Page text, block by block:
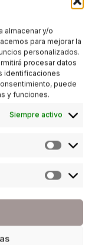
almacenar y/o
para mejorar la
personalizados.
procesar datos
identificaciones
puede
y funciones.
Siempre activo